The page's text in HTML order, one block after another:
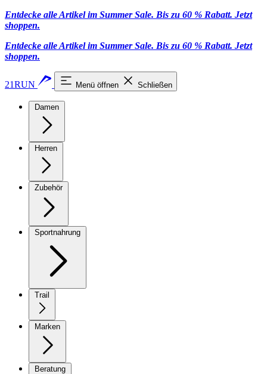
Entdecke alle Artikel im Summer Sale. Bis zu 60 % Rabatt. Jetzt
shoppen.
Entdecke alle Artikel im Summer Sale. Bis zu 60 % Rabatt. Jetzt
shoppen.
21RUN Menü öffnen Schließen
Damen
Herren
Zubehör
Sportnahrung
Trail
Marken
Beratung